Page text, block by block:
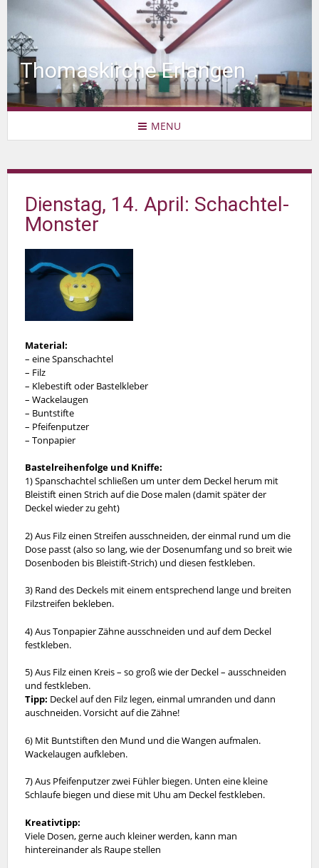
Thomaskirche Erlangen
MENU
Dienstag, 14. April: Schachtel-
Monster
Material:
– eine Spanschachtel
– Filz
– Klebestift oder Bastelkleber
– Wackelaugen
– Buntstifte
– Pfeifenputzer
– Tonpapier
Bastelreihenfolge und Kniffe:
1) Spanschachtel schließen um unter dem Deckel herum mit
Bleistift einen Strich auf die Dose malen (damit später der
Deckel wieder zu geht)
2) Aus Filz einen Streifen ausschneiden, der einmal rund um die
Dose passt (also so lang, wie der Dosenumfang und so breit wie
Dosenboden bis Bleistift-Strich) und diesen festkleben.
3) Rand des Deckels mit einem entsprechend lange und breiten
Filzstreifen bekleben.
4) Aus Tonpapier Zähne ausschneiden und auf dem Deckel
festkleben.
5) Aus Filz einen Kreis – so groß wie der Deckel – ausschneiden
und festkleben.
Tipp: Deckel auf den Filz legen, einmal umranden und dann
auschneiden. Vorsicht auf die Zähne!
6) Mit Buntstiften den Mund und die Wangen aufmalen.
Wackelaugen aufkleben.
7) Aus Pfeifenputzer zwei Fühler biegen. Unten eine kleine
Schlaufe biegen und diese mit Uhu am Deckel festkleben.
Kreativtipp:
Viele Dosen, gerne auch kleiner werden, kann man
hintereinander als Raupe stellen